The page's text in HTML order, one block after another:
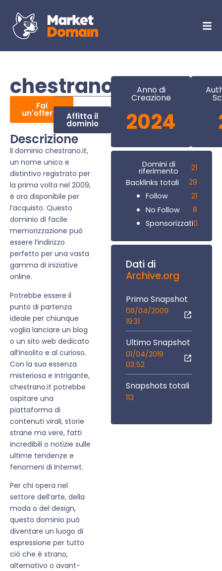
chestrano.it
Fai
un'offerta Affitta il
dominio
Descrizione
Il dominio chestrano.it,
un nome unico e
distintivo registrato per
la prima volta nel 2009,
è ora disponibile per
l’acquisto. Questo
dominio di facile
memorizzazione può
essere l’indirizzo
perfetto per una vasta
gamma di iniziative
online.
Potrebbe essere il
punto di partenza
ideale per chiunque
voglia lanciare un blog
o un sito web dedicato
all’insolito e al curioso.
Con la sua essenza
misteriosa e intrigante,
chestrano.it potrebbe
ospitare una
piattaforma di
contenuti virali, storie
strane ma vere, fatti
incredibili o notizie sulle
ultime tendenze e
fenomeni di Internet.
Per chi opera nel
settore dell’arte, della
moda o del design,
questo dominio può
diventare un luogo di
espressione per tutto
ciò che è strano,
alternativo o avant-
Anno di
Creazione
2024
Domini di
riferimento
21
Backlinks totali
29
Follow
21
No Follow
8
Sponsorizzati0
Dati di
Archive.org
Primo Snapshot
08/04/2009
19:31
Ultimo Snapshot
01/04/2019
03:52
Snapshots totali
113